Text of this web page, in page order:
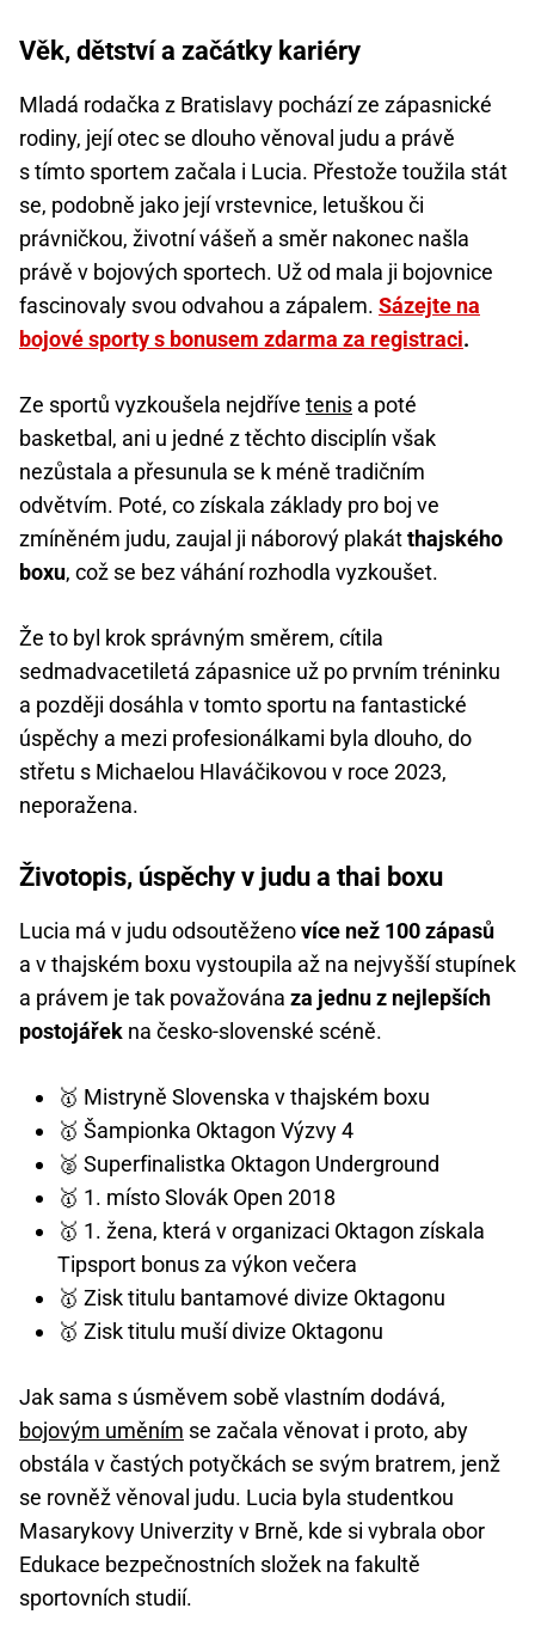
Věk, dětství a začátky kariéry
Mladá rodačka z Bratislavy pochází ze zápasnické
rodiny, její otec se dlouho věnoval judu a právě
s tímto sportem začala i Lucia. Přestože toužila stát
se, podobně jako její vrstevnice, letuškou či
právničkou, životní vášeň a směr nakonec našla
právě v bojových sportech. Už od mala ji bojovnice
fascinovaly svou odvahou a zápalem. Sázejte na
bojové sporty s bonusem zdarma za registraci.
Ze sportů vyzkoušela nejdříve tenis a poté
basketbal, ani u jedné z těchto disciplín však
nezůstala a přesunula se k méně tradičním
odvětvím. Poté, co získala základy pro boj ve
zmíněném judu, zaujal ji náborový plakátthajského
boxu, což se bez váhání rozhodla vyzkoušet.
Že to byl krok správným směrem, cítila
sedmadvacetiletá zápasnice už po prvním tréninku
a později dosáhla v tomto sportu na fantastické
úspěchy a mezi profesionálkami byla dlouho, do
střetu s Michaelou Hlaváčikovou v roce 2023,
neporažena.
Životopis, úspěchy v judu a thai boxu
Lucia má v judu odsoutěženovíce než 100 zápasů
a v thajském boxu vystoupila až na nejvyšší stupínek
a právem je tak považována za jednu z nejlepších
postojářek na česko-slovenské scéně.
🥇 Mistryně Slovenska v thajském boxu
🥇 Šampionka Oktagon Výzvy 4
🥈 Superfinalistka Oktagon Underground
🥇 1. místo Slovák Open 2018
🥇 1. žena, která v organizaci Oktagon získala
Tipsport bonus za výkon večera
🥇 Zisk titulu bantamové divize Oktagonu
🥇 Zisk titulu muší divize Oktagonu
Jak sama s úsměvem sobě vlastním dodává,
bojovým uměním se začala věnovat i proto, aby
obstála v častých potyčkách se svým bratrem, jenž
se rovněž věnoval judu. Lucia byla studentkou
Masarykovy Univerzity v Brně, kde si vybrala obor
Edukace bezpečnostních složek na fakultě
sportovních studií.